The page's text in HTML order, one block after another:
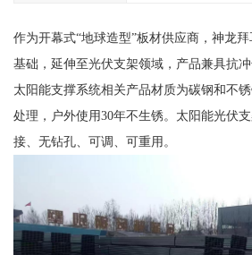
作为开幕式“地球造型”板材供应商，神龙
基础，延伸至光伏支架领域，产品兼具抗冲
太阳能支撑系统相关产品材质为碳钢和不
处理，户外使用30年不生锈。太阳能光伏
接、无钻孔、可调、可重用。